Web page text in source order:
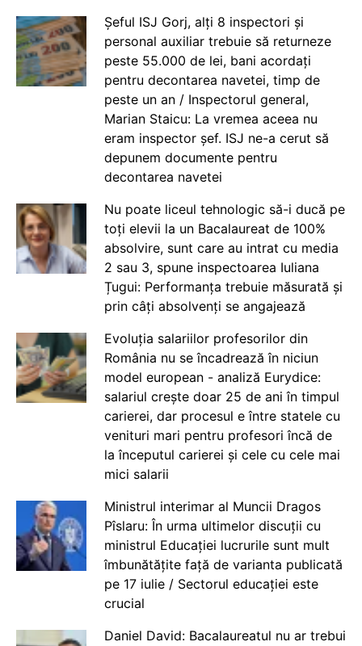
Șeful ISJ Gorj, alți 8 inspectori și
personal auxiliar trebuie să returneze
peste 55.000 de lei, bani acordați
pentru decontarea navetei, timp de
peste un an / Inspectorul general,
Marian Staicu: La vremea aceea nu
eram inspector șef. ISJ ne-a cerut să
depunem documente pentru
decontarea navetei
Nu poate liceul tehnologic să-i ducă pe
toți elevii la un Bacalaureat de 100%
absolvire, sunt care au intrat cu media
2 sau 3, spune inspectoarea Iuliana
Țugui: Performanța trebuie măsurată și
prin câți absolvenți se angajează
Evoluția salariilor profesorilor din
România nu se încadrează în niciun
model european - analiză Eurydice:
salariul crește doar 25 de ani în timpul
carierei, dar procesul e între statele cu
venituri mari pentru profesori încă de
la începutul carierei și cele cu cele mai
mici salarii
Ministrul interimar al Muncii Dragos
Pîslaru: În urma ultimelor discuții cu
ministrul Educației lucrurile sunt mult
îmbunătățite față de varianta publicată
pe 17 iulie / Sectorul educației este
crucial
Daniel David: Bacalaureatul nu ar trebui